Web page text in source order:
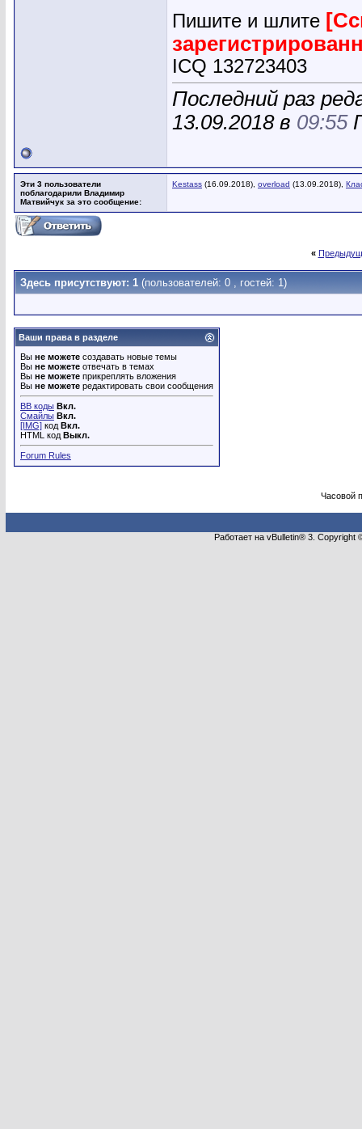
Пишите и шлите
ICQ 132723403
Последний раз
13.09.2018 в 09:55
Эти 3 пользователи
поблагодарили Владимир
Матвийчук за это сообщение:
Kestass (16.09.2018), overload (13.09.2018),
«
Здесь присутствуют: 1 (пользователей: 0 , гостей: 1)
Ваши права в разделе
Вы не можете создавать новые темы
Вы не можете отвечать в темах
Вы не можете прикреплять вложения
Вы не можете редактировать свои сообщения
BB коды Вкл.
Смайлы Вкл.
[IMG] код Вкл.
HTML код Выкл.
Forum Rules
Часовой
Работает на vBulletin® 3.